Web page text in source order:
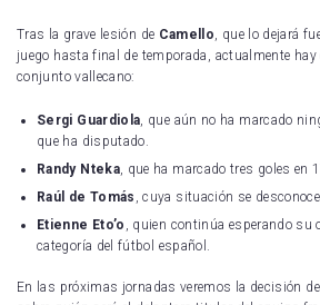
Tras la grave lesión de Camello , que lo dejará
juego hasta final de temporada, actualmente hay
conjunto vallecano:
Sergi Guardiola , que aún no ha marcado
que ha disputado.
Randy Nteka, que ha marcado tres goles en
Raúl de Tomás , cuya situación se
Etienne Eto’o
, quien continúa esperando
categoría del fútbol español.
En las próximas jornadas veremos la decisión